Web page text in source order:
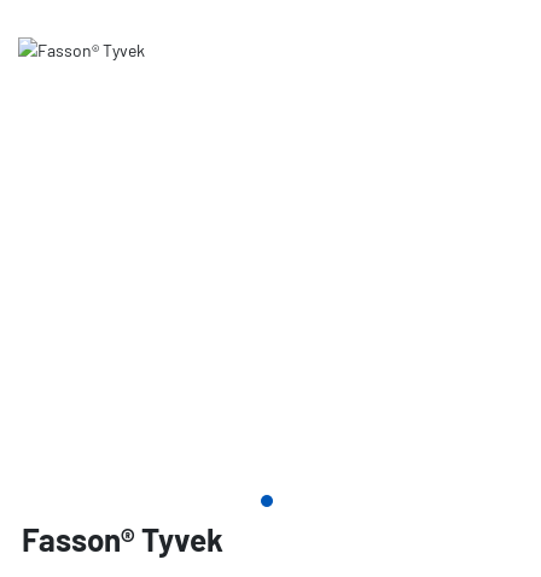
Slide 1 of 1
Fasson® Tyvek